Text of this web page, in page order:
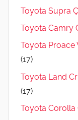
Toyota Supra
Toyota Camry
Toyota Proace
(17)
Toyota Land
(17)
Toyota Corolla